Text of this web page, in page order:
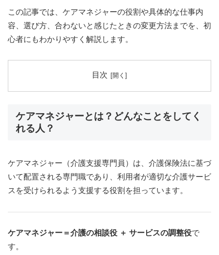
この記事では、ケアマネジャーの役割や具体的な仕事内
容、選び方、合わないと感じたときの変更方法までを、初
心者にもわかりやすく解説します。
目次
ケアマネジャーとは？どんなことをしてく
れる人？
ケアマネジャー（介護支援専門員）は、介護保険法に基づ
いて配置される専門職であり、利用者が適切な介護サービ
スを受けられるよう支援する役割を担っています。
ケアマネジャー＝介護の相談役 ＋ サービスの調整役で
す。